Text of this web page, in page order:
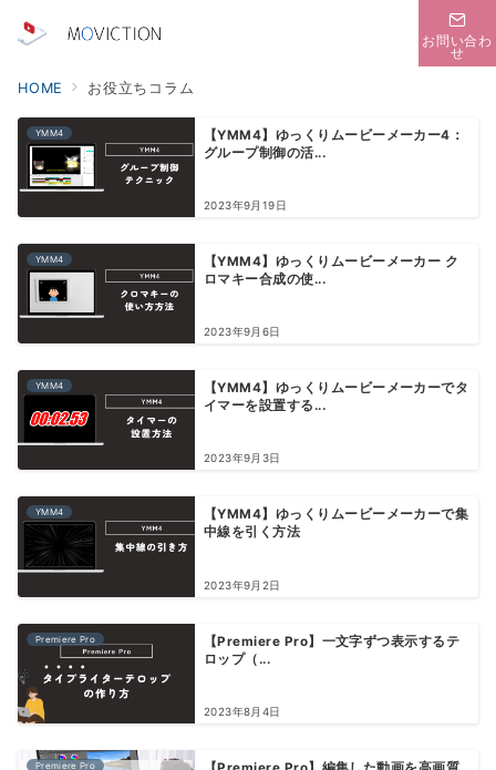
お問い合わ
せ
HOME お役立ちコラム
YMM4
【YMM4】ゆっくりムービーメーカー4：
グループ制御の活...
2023年9月19日
YMM4
【YMM4】ゆっくりムービーメーカー ク
ロマキー合成の使...
2023年9月6日
YMM4
【YMM4】ゆっくりムービーメーカーでタ
イマーを設置する...
2023年9月3日
YMM4
【YMM4】ゆっくりムービーメーカーで集
中線を引く方法
2023年9月2日
Premiere Pro
【Premiere Pro】一文字ずつ表示するテ
ロップ（...
2023年8月4日
Premiere Pro